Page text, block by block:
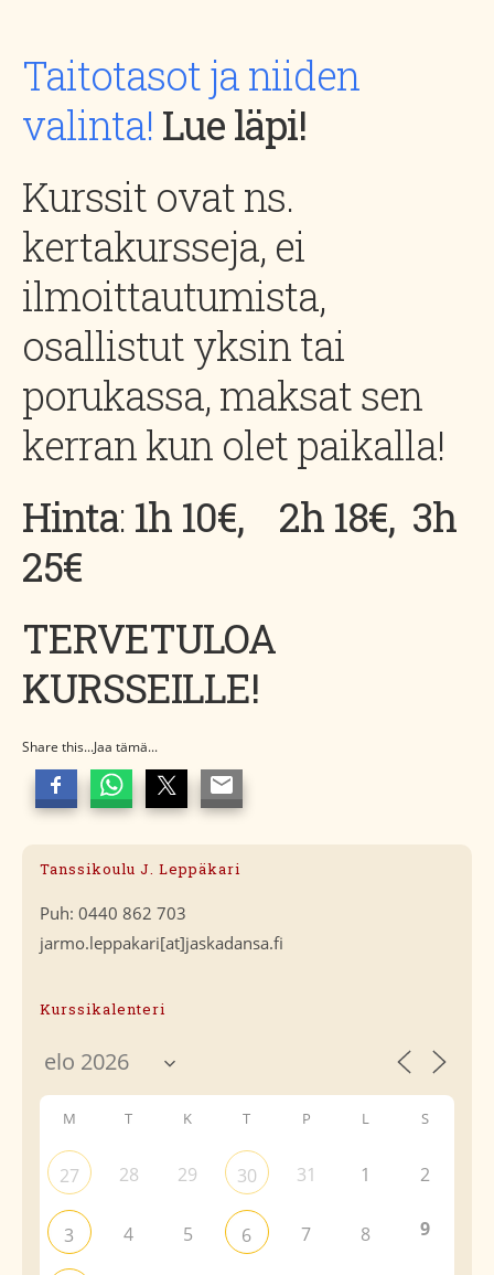
Taitotasot ja niiden
valinta! Lue läpi!
Kurssit ovat ns.
kertakursseja, ei
ilmoittautumista,
osallistut yksin tai
porukassa, maksat sen
kerran kun olet paikalla!
Hinta: 1h 10€, 2h 18€, 3h
25€
TERVETULOA
KURSSEILLE!
Share this...Jaa tämä...
Tanssikoulu J. Leppäkari
Puh: 0440 862 703
jarmo.leppakari[at]jaskadansa.fi
Kurssikalenteri
M T K T P L S
27 28 29 30 31 1 2
3 4 5 6 7 8 9